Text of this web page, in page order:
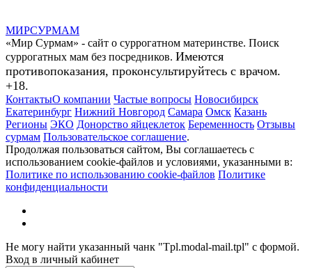
МИРСУРМАМ
«Мир Сурмам» - сайт о суррогатном материнстве. Поиск
суррогатных мам без посредников. Имеются
противопоказания, проконсультируйтесь с врачом.
+18.
КонтактыО компании Частые вопросы Новосибирск
Екатеринбург Нижний Новгород Самара Омск Казань
Регионы ЭКО Донорство яйцеклеток Беременность Отзывы
сурмам Пользовательское соглашение.
Продолжая пользоваться сайтом, Вы соглашаетесь с
использованием cookie-файлов и условиями, указанными в:
Политике по использованию cookie-файлов Политике
конфиденциальности
Не могу найти указанный чанк "Tpl.modal-mail.tpl" с формой.
Вход в личный кабинет